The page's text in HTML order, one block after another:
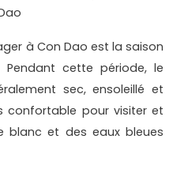
à Con Dao est la saison
cette période, le
sec, ensoleillé et
confortable pour visiter et
blanc et des eaux bleues